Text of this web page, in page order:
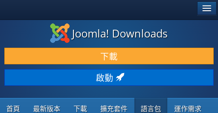
下載 & 擴充
發現 & 學習
社群 & 支援
程式者資源
Joomla! Downloads
下載
啟動
首頁 最新版本 下載 擴充套件 語言包 運作需求